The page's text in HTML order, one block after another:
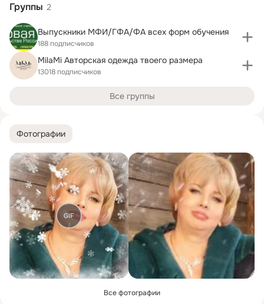
Фотографии
GIF
Все фотографии
Группы 2
Выпускники МФИ/ГФА/ФА всех форм обучения
188 подписчиков
MilaMi Авторская одежда твоего размера
13018 подписчиков
Все группы